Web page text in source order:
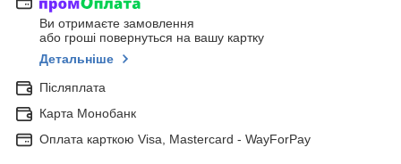
Ви отримаєте замовлення
або гроші повернуться на вашу картку
Детальніше
Післяплата
Карта Монобанк
Оплата карткою Visa, Mastercard - WayForPay